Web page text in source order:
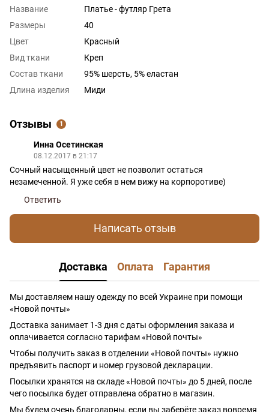
Название
Платье - футляр Грета
Размеры
40
Цвет
Красный
Вид ткани
Креп
Состав ткани
95% шерсть, 5% еластан
Длина изделия
Миди
Отзывы 1
Инна Осетинская
08.12.2017 в 21:17
Сочный насыщенный цвет не позволит остаться
незамеченной. Я уже себя в нем вижу на корпоротиве)
Ответить
Написать отзыв
Доставка Оплата Гарантия
Мы доставляем нашу одежду по всей Украине при помощи
«Новой почты»
Доставка занимает 1-3 дня с даты оформления заказа и
оплачивается согласно тарифам «Новой почты»
Чтобы получить заказ в отделении «Новой почты» нужно
предъявить паспорт и номер грузовой декларации.
Посылки хранятся на складе «Новой почты» до 5 дней, после
чего посылка будет отправлена обратно в магазин.
Мы будем очень благодарны, если вы заберёте заказ вовремя